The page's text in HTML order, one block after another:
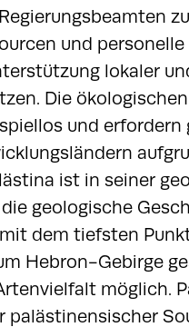
und
lokaler
Die
und
ist in seiner
geologische
dem tiefsten
Hebron-Gebirge
möglich.
palästinensischer